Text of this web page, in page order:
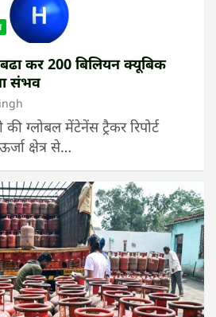
कर 200 बिलियन क्यूबिक
संभव
ग्लोबल मेंटेनेंस ट्रैकर रिपोर्ट
क्षेत्र से…